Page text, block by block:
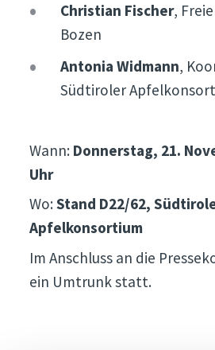
Christian Fischer,
Bozen
Antonia Widmann,
Südtiroler
Wann: Donnerstag, 21.
Uhr
Wo:Stand D22/62,
Apfelkonsortium
Im Anschluss an die
ein Umtrunk statt.